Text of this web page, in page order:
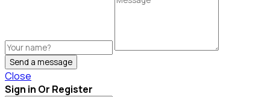
Send a message
Close
Sign in Or Register